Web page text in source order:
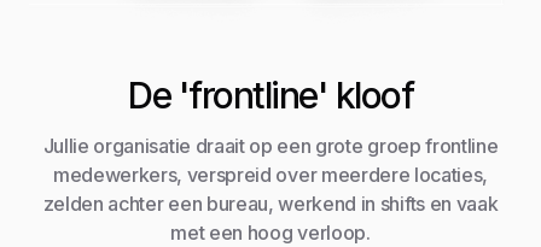
De 'frontline' kloof
Jullie organisatie draait op een grote groep frontline
medewerkers, verspreid over meerdere locaties,
zelden achter een bureau, werkend in shifts en vaak
met een hoog verloop.